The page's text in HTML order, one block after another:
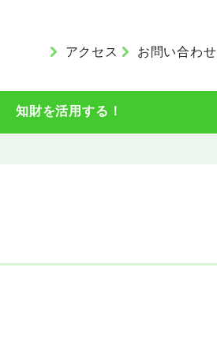
アクセス お問い合わせ
知財を活用する！